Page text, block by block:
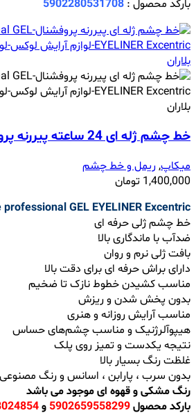
بارکد محصول : 5902280531708
خط چشم ژله ای 24 ساعته پیررنه پروفشنال
میکاپ,ریمل و خط چشم
1,400,000 تومان
GEL EYELINER Excentric
خط چشم ژلی حرفه ای
ضدآب با ماندگاری بالا
بافت ژلی نرم و روان
دارای براش حرفه ای برای دقت بالا
مناسب کشیدن خطوط نازک تا ضخیم
بدون پخش شدن و ریزش
مناسب آرایش روزانه و هنری
هیپوآلرژنیک و مناسب چشم‌های حساس
نتیجه یکدست و تمیز روی پلک
غلظت رنگ بسیار بالا
بدون سرب ، پارابن ، اسانس و رنگ مصنوعی
رنگ مشکی و قهوه ای موجود می باشد
بارکد محصول5902659558299 و